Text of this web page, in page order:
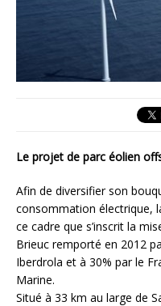
Le projet de parc éolien
Afin de diversifier son
consommation électrique,
ce cadre que s’inscrit la
Brieuc remporté en 2012
Iberdrola et à 30% par le
Marine.
Situé à 33 km au large de